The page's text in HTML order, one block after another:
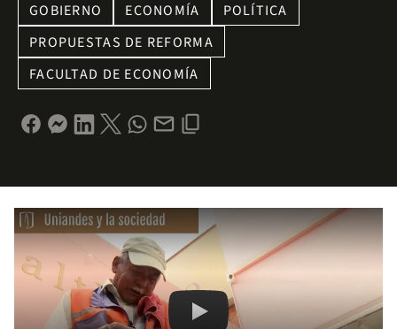
GOBIERNO ECONOMÍA
POLÍTICA
PROPUESTAS DE REFORMA
FACULTAD DE ECONOMÍA
Remote video URL
Nota Politica